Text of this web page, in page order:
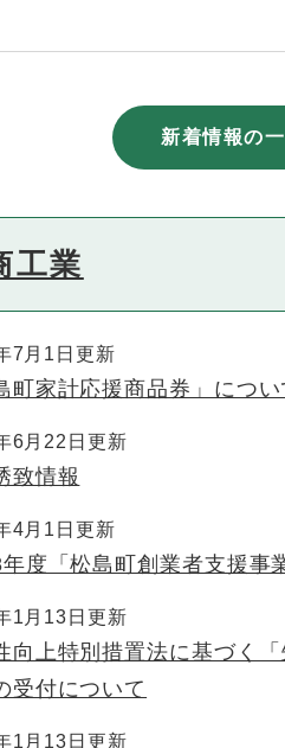
新着情報の
工業
7月1日更新
町家計応援商品券」につい
6月22日更新
致情報
4月1日更新
度「松島町創業者支援事
1月13日更新
向上特別措置法に基づく
受付について
1月13日更新